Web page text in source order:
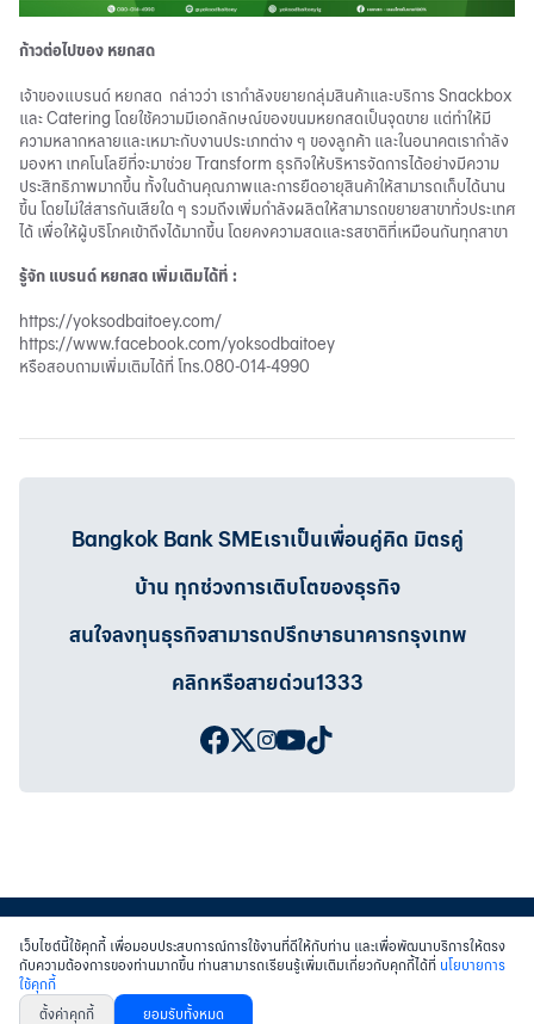
ก้าวต่อไปของ หยกสด
เจ้าของแบรนด์ หยกสด กล่าวว่า เรากำลังขยายกลุ่มสินค้าและบริการ Snackbox
และ Catering โดยใช้ความมีเอกลักษณ์ของขนมหยกสดเป็นจุดขาย แต่ทำให้มี
ความหลากหลายและเหมาะกับงานประเภทต่าง ๆ ของลูกค้า และในอนาคตเรากำลัง
มองหา เทคโนโลยีที่จะมาช่วย Transform ธุรกิจให้บริหารจัดการได้อย่างมีความ
ประสิทธิภาพมากขึ้น ทั้งในด้านคุณภาพและการยืดอายุสินค้าให้สามารถเก็บได้นาน
ขึ้น โดยไม่ใส่สารกันเสียใด ๆ รวมถึงเพิ่มกำลังผลิตให้สามารถขยายสาขาทั่วประเทศ
ได้ เพื่อให้ผู้บริโภคเข้าถึงได้มากขึ้น โดยคงความสดและรสชาติที่เหมือนกันทุกสาขา
รู้จัก แบรนด์ หยกสด เพิ่มเติมได้ที่ :
https://yoksodbaitoey.com/
https://www.facebook.com/yoksodbaitoey
หรือสอบถามเพิ่มเติมได้ที่ โทร.080-014-4990
Bangkok Bank SMEเราเป็นเพื่อนคู่คิด มิตรคู่
บ้าน ทุกช่วงการเติบโตของธุรกิจ
สนใจลงทุนธุรกิจสามารถปรึกษาธนาคารกรุงเทพ
คลิกหรือสายด่วน1333
สงวนสิทธิ์ พ.ศ.2558 บมจ.ธนาคารกรุงเทพฯ
หนังสือแจ้งการคุ้มครองข้อมูลส่วนบุคคล
เว็บไซต์นี้ใช้คุกกี้ เพื่อมอบประสบการณ์การใช้งานที่ดีให้กับท่าน และเพื่อพัฒนาบริการให้ตรง
กับความต้องการของท่านมากขึ้น ท่านสามารถเรียนรู้เพิ่มเติมเกี่ยวกับคุกกี้ได้ที่ นโยบายการ
ใช้คุกกี้
ตั้งค่าคุกกี้
ยอมรับทั้งหมด